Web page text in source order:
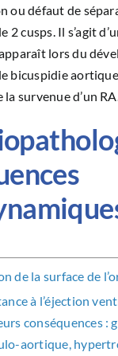
ou défaut de
2 cusps. Il s’agit
lors du
bicuspidie
survenue d’un
de la surface de
à l’éjection
conséquences :
aortique,